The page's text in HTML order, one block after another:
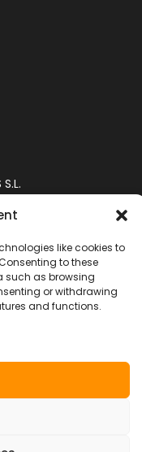
like cookies to
to these
such as browsing
or withdrawing
and functions.
) Fuerteventura